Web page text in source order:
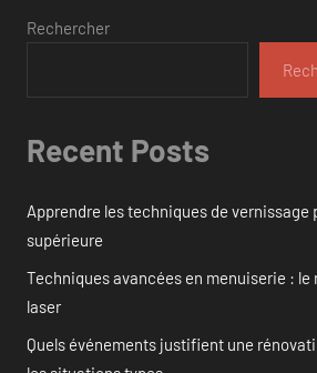
Rechercher
Recent Posts
Apprendre les techniques de vernissage
supérieure
Techniques avancées en menuiserie : le
laser
Quels événements justifient une